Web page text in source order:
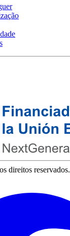
direitos reservados.